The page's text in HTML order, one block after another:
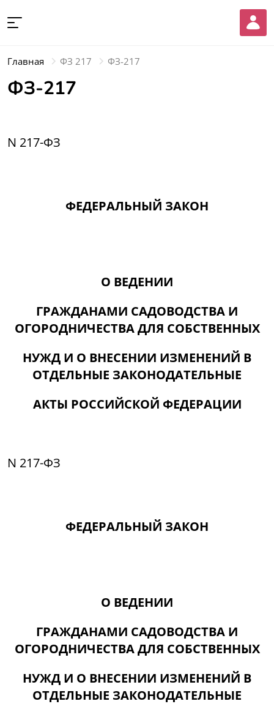
Главная ФЗ 217 ФЗ-217
ФЗ-217
N 217-ФЗ
ФЕДЕРАЛЬНЫЙ ЗАКОН
О ВЕДЕНИИ
ГРАЖДАНАМИ САДОВОДСТВА И
ОГОРОДНИЧЕСТВА ДЛЯ СОБСТВЕННЫХ
НУЖД И О ВНЕСЕНИИ ИЗМЕНЕНИЙ В
ОТДЕЛЬНЫЕ ЗАКОНОДАТЕЛЬНЫЕ
АКТЫ РОССИЙСКОЙ ФЕДЕРАЦИИ
N 217-ФЗ
ФЕДЕРАЛЬНЫЙ ЗАКОН
О ВЕДЕНИИ
ГРАЖДАНАМИ САДОВОДСТВА И
ОГОРОДНИЧЕСТВА ДЛЯ СОБСТВЕННЫХ
НУЖД И О ВНЕСЕНИИ ИЗМЕНЕНИЙ В
ОТДЕЛЬНЫЕ ЗАКОНОДАТЕЛЬНЫЕ